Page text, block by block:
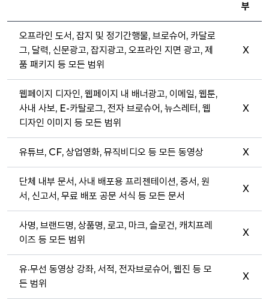
부
오프라인 도서, 잡지 및 정기간행물, 브로슈어, 카달로
그, 달력, 신문광고, 잡지광고, 오프라인 지면 광고, 제
품 패키지 등 모든 범위
X
웹페이지 디자인, 웹페이지 내 배너광고, 이메일, 웹툰,
사내 사보, E-카탈로그, 전자 브로슈어, 뉴스레터, 웹
디자인 이미지 등 모든 범위
X
유튜브, CF, 상업영화, 뮤직비디오 등 모든 동영상 X
단체 내부 문서, 사내 배포용 프리젠테이션, 증서, 원
서, 신고서, 무료 배포 공문 서식 등 모든 문서
X
사명, 브랜드명, 상품명, 로고, 마크, 슬로건, 캐치프레
이즈 등 모든 범위
X
유·무선 동영상 강좌, 서적, 전자브로슈어, 웹진 등 모
든 범위
X